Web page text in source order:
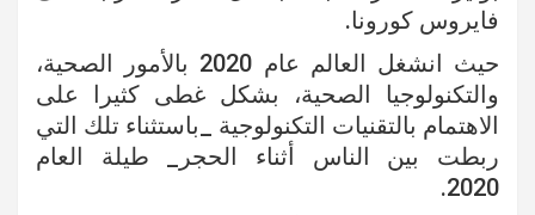
فايروس كورونا.
حيث انشغل العالم عام 2020 بالأمور الصحية،
والتكنولوجيا الصحية، بشكل غطى كثيرا على
الاهتمام بالتقنيات التكنولوجية _باستثناء تلك التي
ربطت بين الناس أثناء الحجر_ طيلة العام
2020.